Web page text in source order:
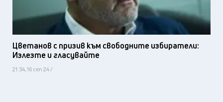
Цветанов с призив към свободните избиратели:
Излезте и гласувайте
21:34, 16 сеп 24 /